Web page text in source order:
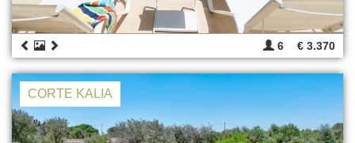
6 € 3.370
CORTE KALIA